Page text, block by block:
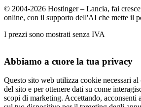
© 2004-2026 Hostinger – Lancia, fai
online, con il supporto dell'AI che mette il
I prezzi sono mostrati senza IVA
Abbiamo a cuore la tua privacy
Questo sito web utilizza cookie necessari
del sito e per ottenere dati su come
scopi di marketing. Accettando, acconsenti